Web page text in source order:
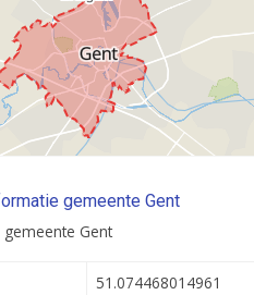
gemeente Gent
Gent
51.074468014961